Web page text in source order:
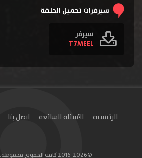
الحلقة 25
الحلقة 29
سيرفرات تحميل الحلقة
سيرفر
T7MEEL
الرئيسية الأسئلة الشائعة اتصل بنا
©2016-2026 كافة الحقوق محفوظة. فاصل إعلاني.